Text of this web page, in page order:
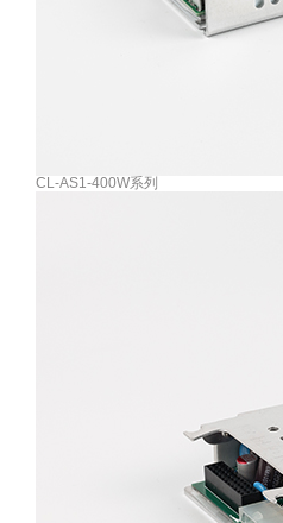
CL-AS1-400W系列